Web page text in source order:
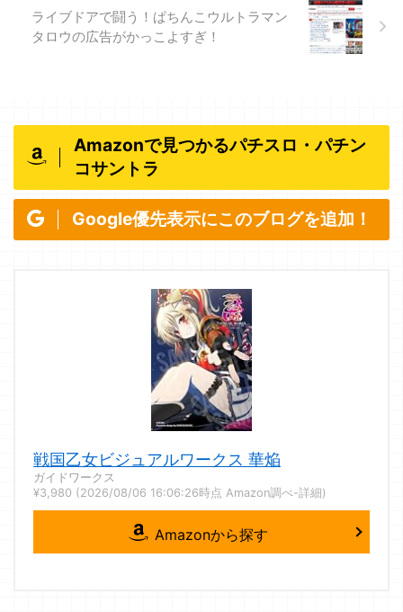
ライブドアで闘う！ぱちんこウルトラマン
タロウの広告がかっこよすぎ！
Amazonで見つかるパチスロ・パチン
コサントラ
Google優先表示にこのブログを追加！
戦国乙女ビジュアルワークス 華焔
ガイドワークス
¥3,980 (2026/08/06 16:06:26時点 Amazon調べ-詳細)
Amazonから探す